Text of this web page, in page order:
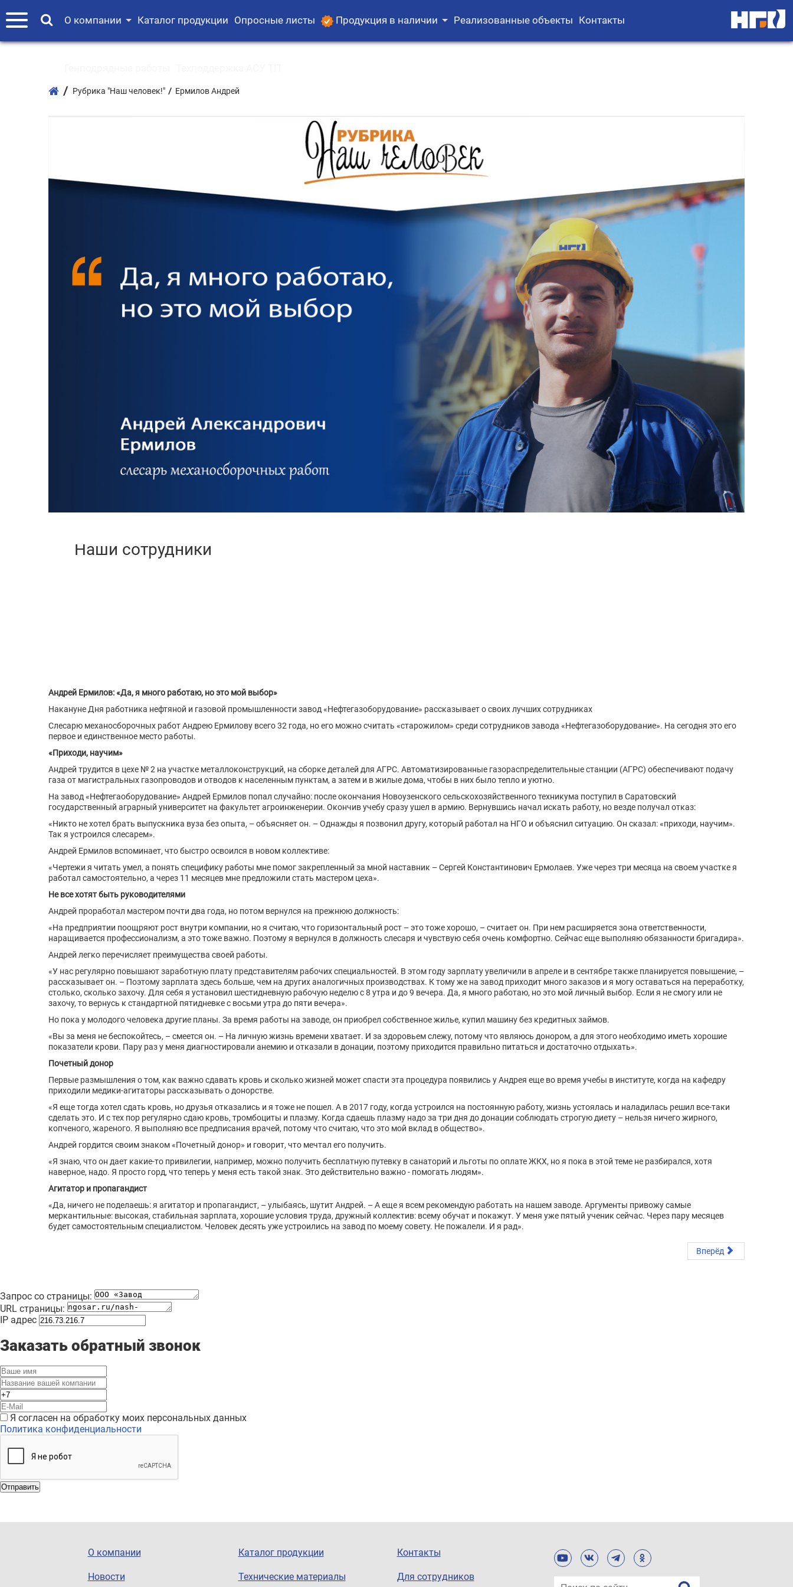
О компании Каталог продукции Опросные листы Продукция в наличии Реализованные объекты Контакты
Рубрика "Наш человек!" Ермилов Андрей
Андрей Ермилов: «Да, я много работаю, но это мой выбор»
Накануне Дня работника нефтяной и газовой промышленности завод «Нефтегазоборудование» рассказывает о своих лучших сотрудниках
Слесарю механосборочных работ Андрею Ермилову всего 32 года, но его можно считать «старожилом» среди сотрудников завода «Нефтегазоборудование». На сегодня это его
первое и единственное место работы.
«Приходи, научим»
Андрей трудится в цехе № 2 на участке металлоконструкций, на сборке деталей для АГРС. Автоматизированные газораспределительные станции (АГРС) обеспечивают подачу
газа от магистральных газопроводов и отводов к населенным пунктам, а затем и в жилые дома, чтобы в них было тепло и уютно.
На завод «Нефтегаоборудование» Андрей Ермилов попал случайно: после окончания Новоузенского сельскохозяйственного техникума поступил в Саратовский
государственный аграрный университет на факультет агроинженерии. Окончив учебу сразу ушел в армию. Вернувшись начал искать работу, но везде получал отказ:
«Никто не хотел брать выпускника вуза без опыта, – объясняет он. – Однажды я позвонил другу, который работал на НГО и объяснил ситуацию. Он сказал: «приходи, научим».
Так я устроился слесарем».
Андрей Ермилов вспоминает, что быстро освоился в новом коллективе:
«Чертежи я читать умел, а понять специфику работы мне помог закрепленный за мной наставник – Сергей Константинович Ермолаев. Уже через три месяца на своем участке я
работал самостоятельно, а через 11 месяцев мне предложили стать мастером цеха».
Не все хотят быть руководителями
Андрей проработал мастером почти два года, но потом вернулся на прежнюю должность:
«На предприятии поощряют рост внутри компании, но я считаю, что горизонтальный рост – это тоже хорошо, – считает он. При нем расширяется зона ответственности,
наращивается профессионализм, а это тоже важно. Поэтому я вернулся в должность слесаря и чувствую себя очень комфортно. Сейчас еще выполняю обязанности бригадира».
Андрей легко перечисляет преимущества своей работы.
«У нас регулярно повышают заработную плату представителям рабочих специальностей. В этом году зарплату увеличили в апреле и в сентябре также планируется повышение, –
рассказывает он. – Поэтому зарплата здесь больше, чем на других аналогичных производствах. К тому же на завод приходит много заказов и я могу оставаться на переработку,
столько, сколько захочу. Для себя я установил шестидневную рабочую неделю с 8 утра и до 9 вечера. Да, я много работаю, но это мой личный выбор. Если я не смогу или не
захочу, то вернусь к стандартной пятидневке с восьми утра до пяти вечера».
Но пока у молодого человека другие планы. За время работы на заводе, он приобрел собственное жилье, купил машину без кредитных займов.
«Вы за меня не беспокойтесь, – смеется он. – На личную жизнь времени хватает. И за здоровьем слежу, потому что являюсь донором, а для этого необходимо иметь хорошие
показатели крови. Пару раз у меня диагностировали анемию и отказали в донации, поэтому приходится правильно питаться и достаточно отдыхать».
Почетный донор
Первые размышления о том, как важно сдавать кровь и сколько жизней может спасти эта процедура появились у Андрея еще во время учебы в институте, когда на кафедру
приходили медики-агитаторы рассказывать о донорстве.
«Я еще тогда хотел сдать кровь, но друзья отказались и я тоже не пошел. А в 2017 году, когда устроился на постоянную работу, жизнь устоялась и наладилась решил все-таки
сделать это. И с тех пор регулярно сдаю кровь, тромбоциты и плазму. Когда сдаешь плазму надо за три дня до донации соблюдать строгую диету – нельзя ничего жирного,
копченого, жареного. Я выполняю все предписания врачей, потому что считаю, что это мой вклад в общество».
Андрей гордится своим знаком «Почетный донор» и говорит, что мечтал его получить.
«Я знаю, что он дает какие-то привилегии, например, можно получить бесплатную путевку в санаторий и льготы по оплате ЖКХ, но я пока в этой теме не разбирался, хотя
наверное, надо. Я просто горд, что теперь у меня есть такой знак. Это действительно важно - помогать людям».
Агитатор и пропагандист
«Да, ничего не поделаешь: я агитатор и пропагандист, – улыбаясь, шутит Андрей. – А еще я всем рекомендую работать на нашем заводе. Аргументы привожу самые
меркантильные: высокая, стабильная зарплата, хорошие условия труда, дружный коллектив: всему обучат и покажут. У меня уже пятый ученик сейчас. Через пару месяцев
будет самостоятельным специалистом. Человек десять уже устроились на завод по моему совету. Не пожалели. И я рад».
Вперёд
Запрос со страницы:
URL страницы:
IP адрес
Заказать обратный звонок
Я согласен на обработку моих персональных данных
Политика конфиденциальности
Отправить
О компании
Новости
Каталог продукции
Технические материалы
Контакты
Для сотрудников